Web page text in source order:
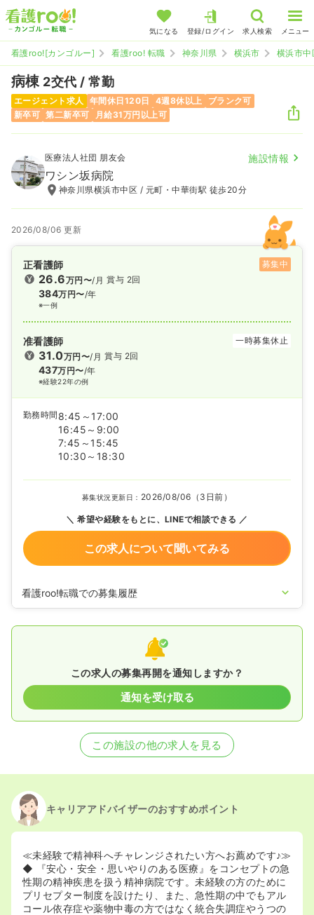
気になる 登録/ログイン 求人検索 メニュー
看護roo![カンゴルー] 看護roo! 転職 神奈川県 横浜市 横浜市中
病棟 2交代 / 常勤
エージェント求人 年間休日120日 4週8休以上
ブランク可
新卒可 第二新卒可 月給31万円以上可
医療法人社団 朋友会 施設情報
ワシン坂病院
神奈川県横浜市中区 / 元町・中華街駅 徒歩20分
2026/08/06 更新
正看護師 募集中
26.6万円〜/月
384万円〜/年
※一例
賞与 2回
准看護師 一時募集休止
31.0万円〜/月
437万円〜/年
※経験22年の例
賞与 2回
勤務時間 8:45～17:00
16:45～9:00
7:45～15:45
10:30～18:30
募集状況更新日： 2026/08/06（3日前）
希望や経験をもとに、LINEで相談できる
この求人について聞いてみる
看護roo!転職での募集履歴
この求人の募集再開を通知しますか？
通知を受け取る
この施設の他の求人を見る
キャリアアドバイザーのおすすめポイント
≪未経験で精神科へチャレンジされたい方へお薦めです♪≫
◆ 『安心・安全・思いやりのある医療』をコンセプトの急
性期の精神疾患を扱う精神病院です。未経験の方のために
プリセプター制度を設けたり、また、急性期の中でもアル
コール依存症や薬物中毒の方ではなく統合失調症やうつの